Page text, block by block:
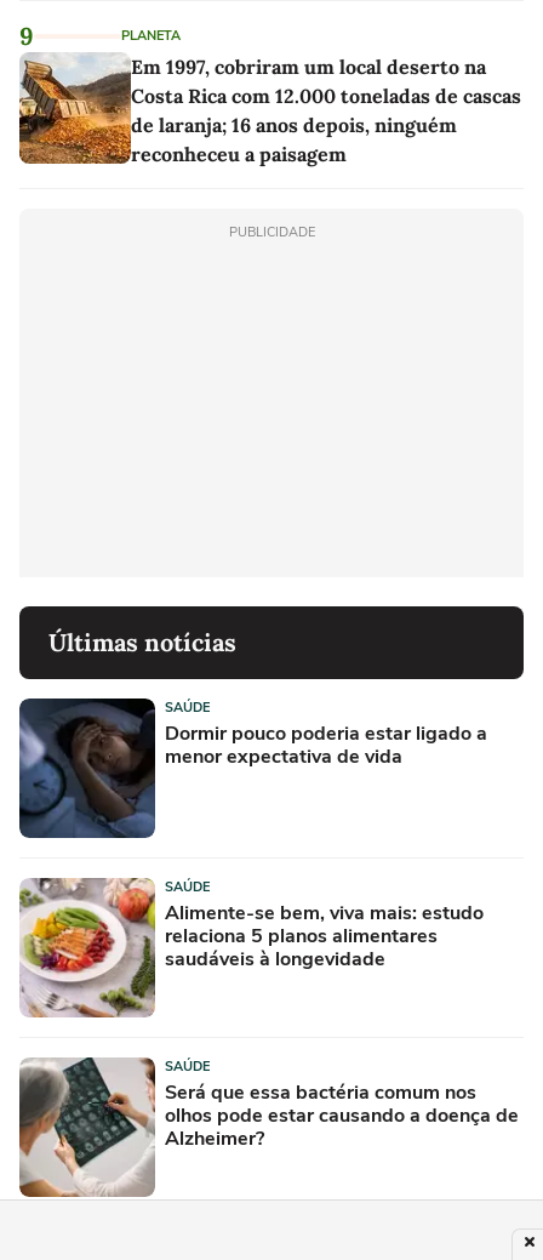
9 PLANETA
Em 1997, cobriram um local deserto na
Costa Rica com 12.000 toneladas de cascas
de laranja; 16 anos depois, ninguém
reconheceu a paisagem
PUBLICIDADE
Últimas notícias
SAÚDE
Dormir pouco poderia estar ligado a
menor expectativa de vida
SAÚDE
Alimente-se bem, viva mais: estudo
relaciona 5 planos alimentares
saudáveis à longevidade
SAÚDE
Será que essa bactéria comum nos
olhos pode estar causando a doença de
Alzheimer?